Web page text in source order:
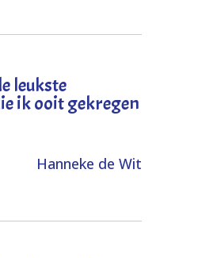
leukste
ik ooit gekregen
Hanneke de Wit